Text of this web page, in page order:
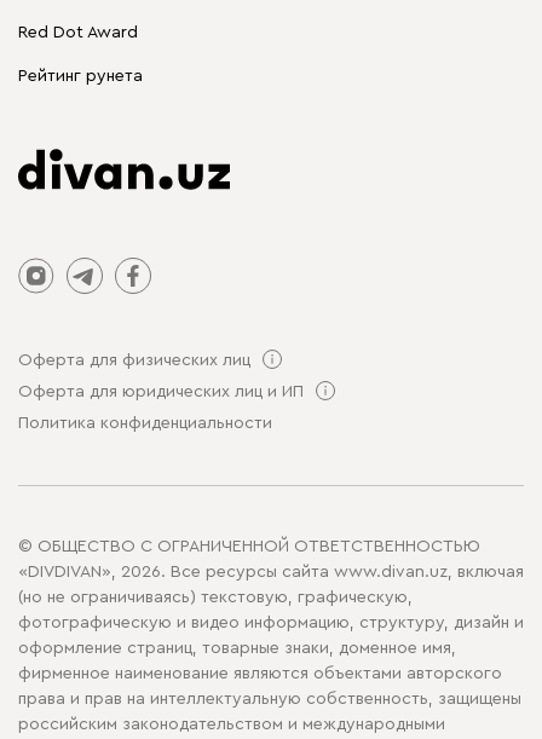
Столы и стулья
Red Dot Award
Рейтинг рунета
Оферта для физических лиц
Оферта для юридических лиц и ИП
Политика конфиденциальности
© ОБЩЕСТВО С ОГРАНИЧЕННОЙ ОТВЕТСТВЕННОСТЬЮ
«DIVDIVAN», 2026. Все ресурсы сайта www.divan.uz, включая
(но не ограничиваясь) текстовую, графическую,
фотографическую и видео информацию, структуру, дизайн и
оформление страниц, товарные знаки, доменное имя,
фирменное наименование являются объектами авторского
права и прав на интеллектуальную собственность, защищены
российским законодательством и международными